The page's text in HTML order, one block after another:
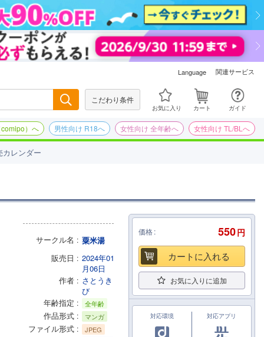
Language 関連サービス
こだわり条件
お気に入り カート ガイド
）へ 男性向け R18へ 女性向け 全年齢へ 女性向け TL/BLへ
カレンダー
サークル名
粟米湯
販売日
2024年01
月06日
作者
さとうき
び
年齢指定
全年齢
作品形式 マンガ
ファイル形式
JPEG
価格 550円
カートに入れる
お気に入りに追加
対応環境 対応アプリ